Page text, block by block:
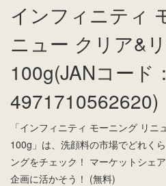
インフィニティ
ニュー クリア&
100g(JANコード：
4971710562620)
「インフィニティ モーニング リニ
100g」は、洗顔料の市場でどれく
ングをチェック！ マーケットシェ
企画に活かそう！ (無料)